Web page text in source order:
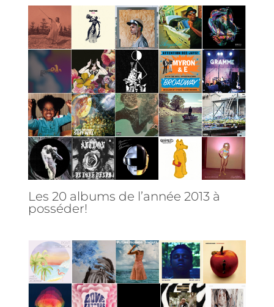
Les 20 albums de l’année 2013 à
posséder!